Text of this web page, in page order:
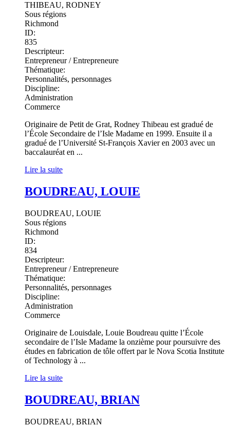
THIBEAU, RODNEY
Sous régions
Richmond
ID:
835
Descripteur:
Entrepreneur / Entrepreneure
Thématique:
Personnalités, personnages
Discipline:
Administration
Commerce
Originaire de Petit de Grat, Rodney Thibeau est gradué de
l’École Secondaire de l’Isle Madame en 1999. Ensuite il a
gradué de l’Université St-François Xavier en 2003 avec un
baccalauréat en ...
Lire la suite
BOUDREAU, LOUIE
BOUDREAU, LOUIE
Sous régions
Richmond
ID:
834
Descripteur:
Entrepreneur / Entrepreneure
Thématique:
Personnalités, personnages
Discipline:
Administration
Commerce
Originaire de Louisdale, Louie Boudreau quitte l’École
secondaire de l’Isle Madame la onzième pour poursuivre des
études en fabrication de tôle offert par le Nova Scotia Institute
of Technology à ...
Lire la suite
BOUDREAU, BRIAN
BOUDREAU, BRIAN